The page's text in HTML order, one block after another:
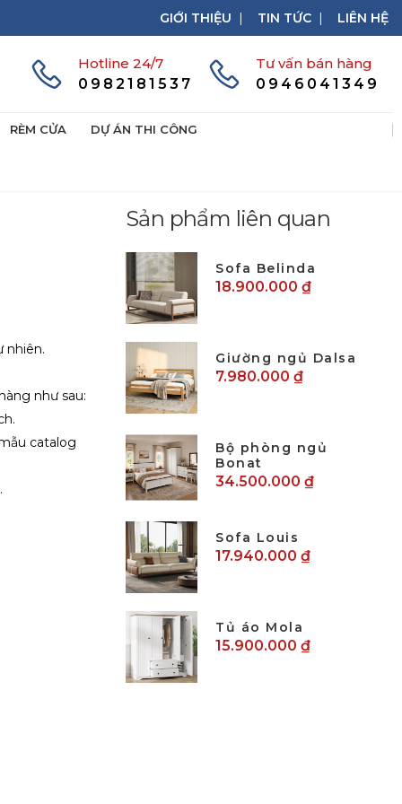
GIỚI THIỆU | TIN TỨC | LIÊN HỆ
Hotline 24/7
0982181537
Tư vấn bán hàng
0946041349
RÈM CỬA DỰ ÁN THI CÔNG
nhiên.
như sau:
catalog
Sản phẩm liên quan
Sofa Belinda
18.900.000 ₫
Giường ngủ Dalsa
7.980.000 ₫
Bộ phòng ngủ
Bonat
34.500.000 ₫
Sofa Louis
17.940.000 ₫
Tủ áo Mola
15.900.000 ₫